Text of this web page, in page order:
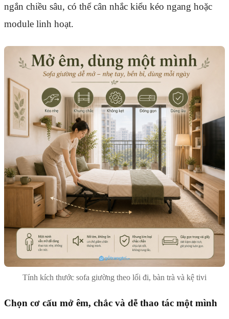
ngắn chiều sâu, có thể cân nhắc kiểu kéo ngang hoặc
module linh hoạt.
Tính kích thước sofa giường theo lối đi, bàn trà và kệ tivi
Chọn cơ cấu mở êm, chắc và dễ thao tác một mình